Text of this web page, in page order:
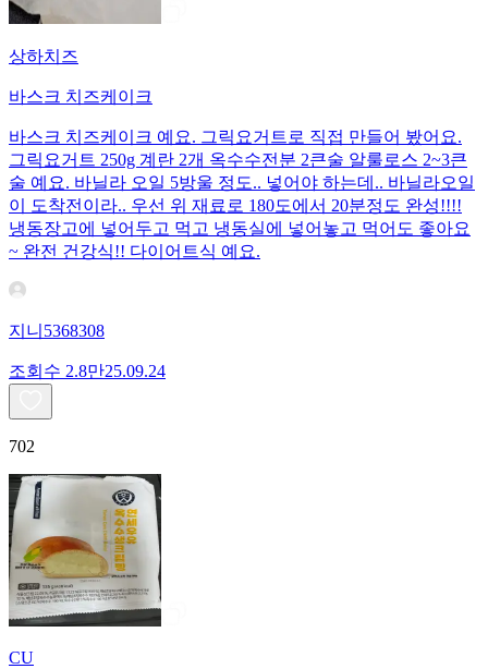
상하치즈
바스크 치즈케이크
바스크 치즈케이크 예요. 그릭요거트로 직접 만들어 봤어요.
그릭요거트 250g 계란 2개 옥수수전분 2큰술 알룰로스 2~3큰
술 예요. 바닐라 오일 5방울 정도.. 넣어야 하는데.. 바닐라오일
이 도착전이라.. 우선 위 재료로 180도에서 20분정도 완성!!!!
냉동장고에 넣어두고 먹고 냉동실에 넣어놓고 먹어도 좋아요
~ 완전 건강식!! 다이어트식 예요.
지니5368308
조회수 2.8만25.09.24
702
CU